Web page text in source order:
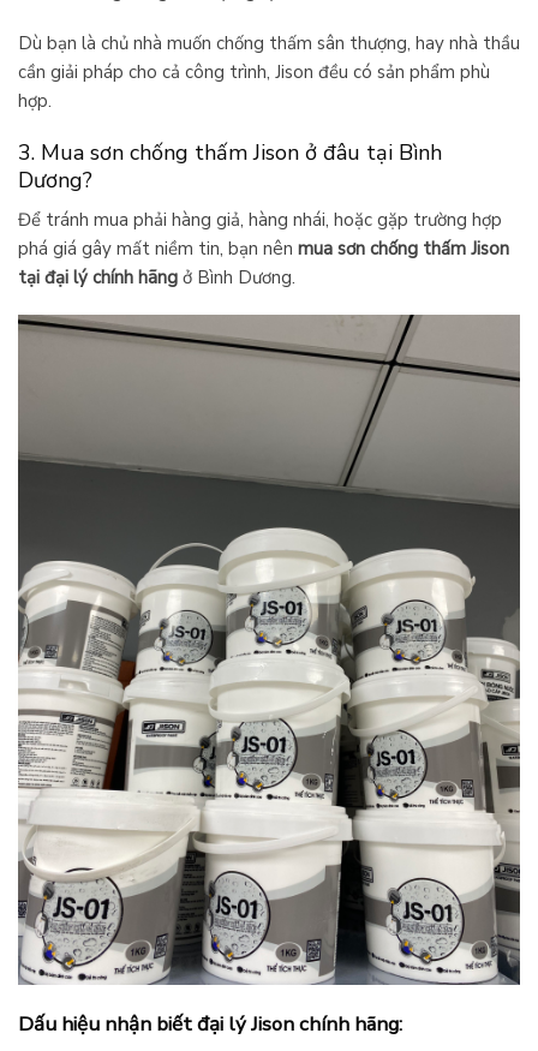
Dù bạn là chủ nhà muốn chống thấm sân thượng, hay nhà thầu
cần giải pháp cho cả công trình, Jison đều có sản phẩm phù
hợp.
3. Mua sơn chống thấm Jison ở đâu tại Bình
Dương?
Để tránh mua phải hàng giả, hàng nhái, hoặc gặp trường hợp
phá giá gây mất niềm tin, bạn nên mua sơn chống thấm Jison
tại đại lý chính hãng ở Bình Dương.
Dấu hiệu nhận biết đại lý Jison chính hãng: